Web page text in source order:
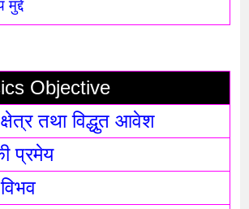
मुद्दे
Objective
क्षेत्र तथा विद्धुत आवेश
प्रमेय